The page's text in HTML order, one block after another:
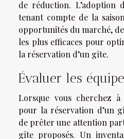
de réduction. L’adoption
tenant compte de la
opportunités du marché,
les plus efficaces pour
la réservation d’un gîte.
Évaluer les
Lorsque vous cherchez
pour la réservation d’un
de prêter une attention
gîte proposés. Un